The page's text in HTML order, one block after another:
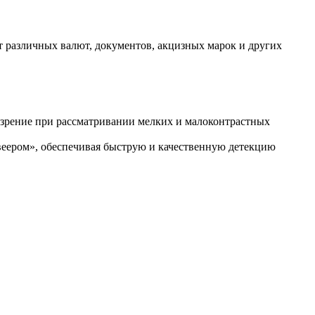
валют, документов, акцизных марок и других
при рассматривании мелких и малоконтрастных
обеспечивая быструю и качественную детекцию